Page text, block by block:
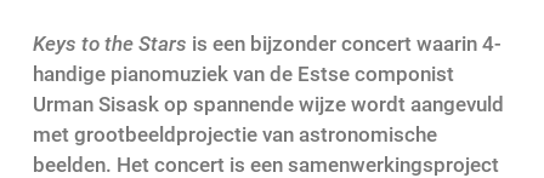
Keys to the Stars is een bijzonder concert waarin 4-
handige pianomuziek van de Estse componist
Urman Sisask op spannende wijze wordt aangevuld
met grootbeeldprojectie van astronomische
beelden. Het concert is een samenwerkingsproject